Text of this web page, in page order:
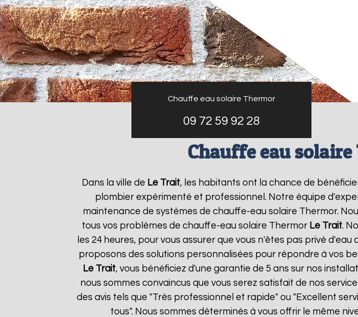
Chauffe eau solaire Thermor
09 72 59 92 28
Chauffe eau
Dans la ville de Le Trait, les habitants ont la chance de
plombier expérimenté et professionnel. Notre équipe
maintenance de systèmes de chauffe-eau solaire Thermor.
tous vos problèmes de chauffe-eau solaire Thermor Le Trait.
les 24 heures, pour vous assurer que vous n'êtes pas privé
proposons des solutions personnalisées pour répondre à vos
Le Trait, vous bénéficiez d'une garantie de 5 ans sur nos
nous sommes convaincus que vous serez satisfait de nos
des avis tels que "Très professionnel et rapide" ou "Excellent
tous". Nous sommes déterminés à vous offrir le même